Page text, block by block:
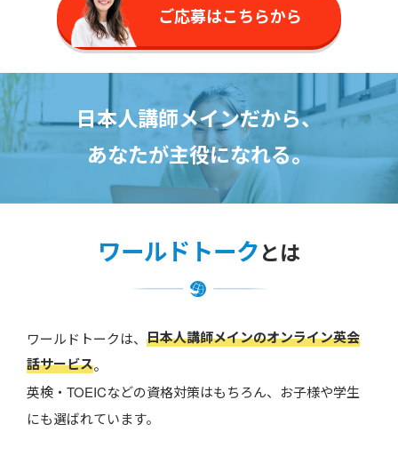
ご応募はこちらから
日本人講師メインだから、
あなたが主役になれる。
ワールドトークとは
ワールドトークは、 日本人講師メインのオンライン英会
話サービス。
英検・TOEICなどの資格対策はもちろん、お子様や学生
にも選ばれています。